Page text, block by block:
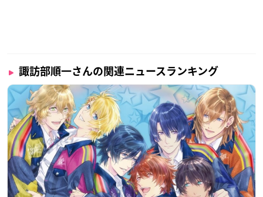
諏訪部順一さんの関連ニュースランキング